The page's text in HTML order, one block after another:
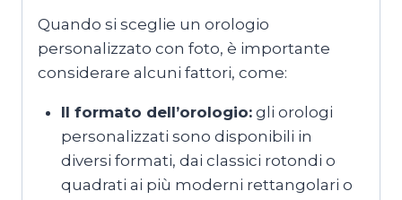
Quando si sceglie un orologio
personalizzato con foto, è importante
considerare alcuni fattori, come:
Il formato dell’orologio:gli orologi
personalizzati sono disponibili in
diversi formati, dai classici rotondi o
quadrati ai più moderni rettangolari o